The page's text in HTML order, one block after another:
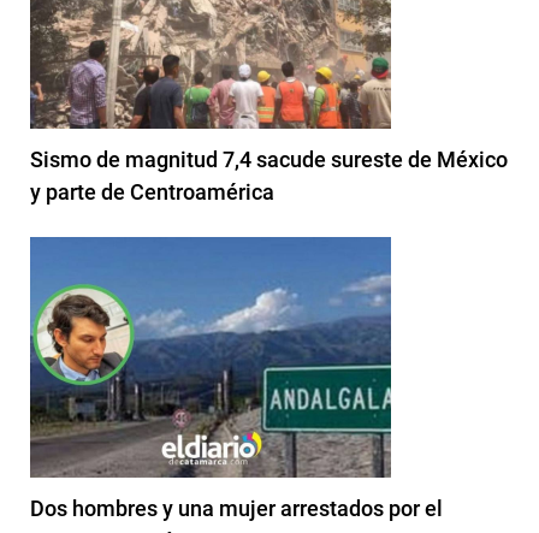
Sismo de magnitud 7,4 sacude sureste de México
y parte de Centroamérica
Dos hombres y una mujer arrestados por el